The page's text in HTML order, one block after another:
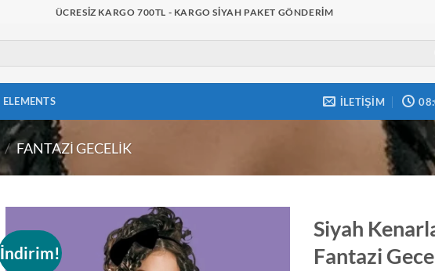
ÜCRESIZ KARGO 700TL - KARGO SIYAH PAKET GÖNDERIM
ELEMENTS İLETIŞIM
/ FANTAZI GECELIK
İndirim!
Siyah
Fantazi